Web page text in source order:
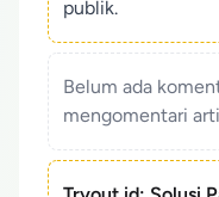
publik.
Belum ada
mengomentari